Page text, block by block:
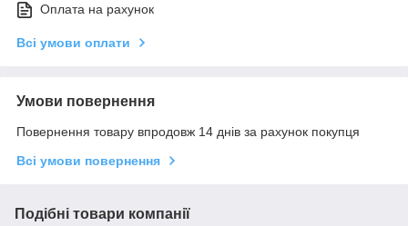
Оплата на рахунок
Всі умови оплати
Умови повернення
Повернення товару впродовж 14 днів за рахунок покупця
Всі умови повернення
Подібні товари компанії